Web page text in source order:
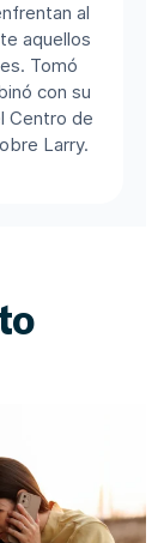
al
aquellos
Tomó
con su
Centro de
Larry.